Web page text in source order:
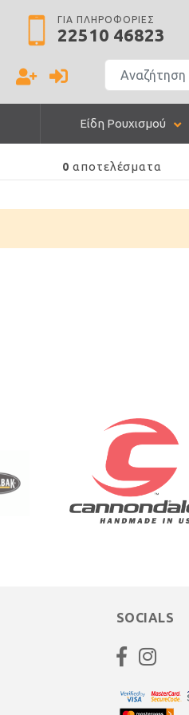
ΓΙΑ ΠΛΗΡΟΦΟΡΙΕΣ
22510 46823
Είδη Ρουχισμού
0 αποτελέσματα
SOCIALS